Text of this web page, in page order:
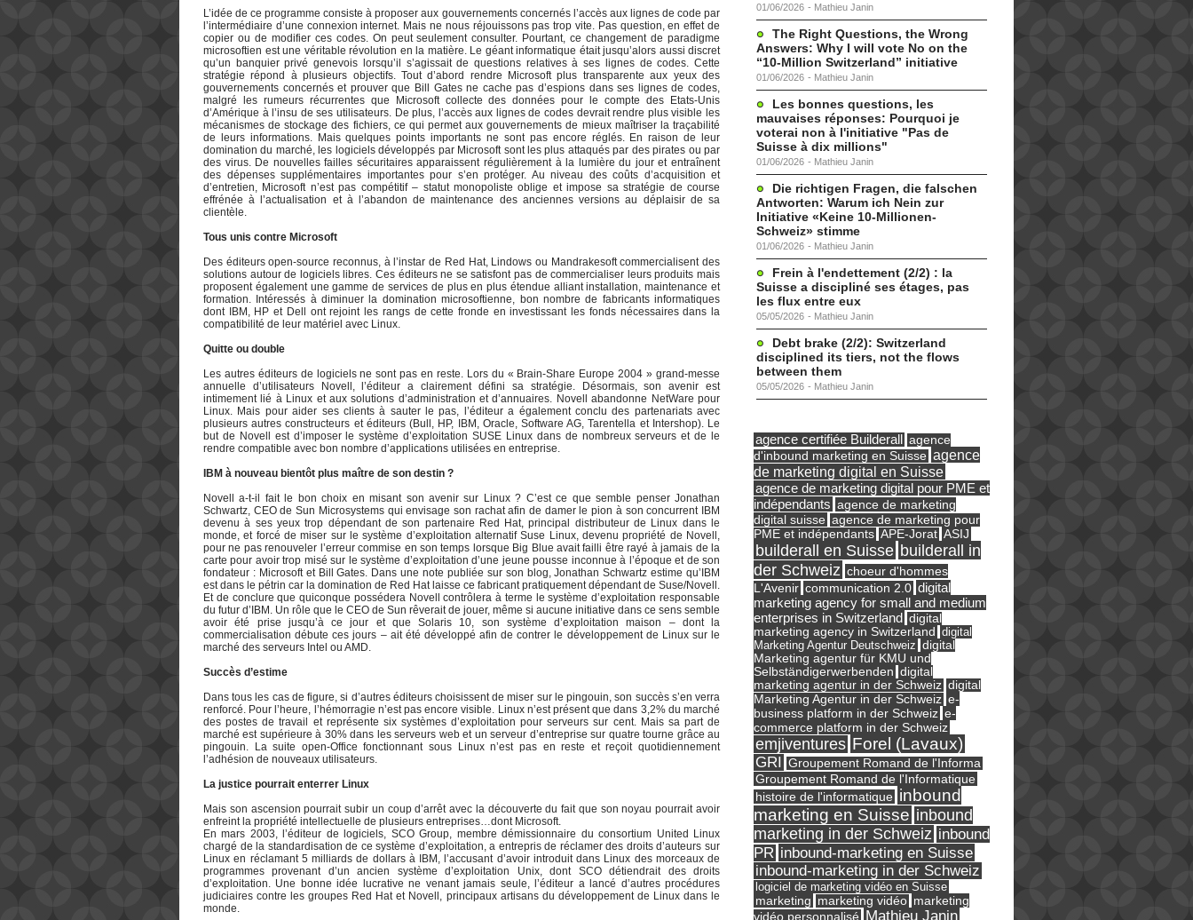
L’idée de ce programme consiste à proposer aux gouvernements concernés l’accès aux lignes de code par
l’intermédiaire d’une connexion internet. Mais ne nous réjouissons pas trop vite. Pas question, en effet de
copier ou de modifier ces codes. On peut seulement consulter. Pourtant, ce changement de paradigme
microsoftien est une véritable révolution en la matière. Le géant informatique était jusqu’alors aussi discret
qu’un banquier privé genevois lorsqu’il s’agissait de questions relatives à ses lignes de codes. Cette
stratégie répond à plusieurs objectifs. Tout d’abord rendre Microsoft plus transparente aux yeux des
gouvernements concernés et prouver que Bill Gates ne cache pas d’espions dans ses lignes de codes,
malgré les rumeurs récurrentes que Microsoft collecte des données pour le compte des Etats-Unis
d’Amérique à l’insu de ses utilisateurs. De plus, l’accès aux lignes de codes devrait rendre plus visible les
mécanismes de stockage des fichiers, ce qui permet aux gouvernements de mieux maîtriser la traçabilité
de leurs informations. Mais quelques points importants ne sont pas encore réglés. En raison de leur
domination du marché, les logiciels développés par Microsoft sont les plus attaqués par des pirates ou par
des virus. De nouvelles failles sécuritaires apparaissent régulièrement à la lumière du jour et entraînent
des dépenses supplémentaires importantes pour s’en protéger. Au niveau des coûts d’acquisition et
d’entretien, Microsoft n’est pas compétitif – statut monopoliste oblige et impose sa stratégie de course
effrénée à l’actualisation et à l’abandon de maintenance des anciennes versions au déplaisir de sa
clientèle.
Tous unis contre Microsoft
Des éditeurs open-source reconnus, à l’instar de Red Hat, Lindows ou Mandrakesoft commercialisent des
solutions autour de logiciels libres. Ces éditeurs ne se satisfont pas de commercialiser leurs produits mais
proposent également une gamme de services de plus en plus étendue alliant installation, maintenance et
formation. Intéressés à diminuer la domination microsoftienne, bon nombre de fabricants informatiques
dont IBM, HP et Dell ont rejoint les rangs de cette fronde en investissant les fonds nécessaires dans la
compatibilité de leur matériel avec Linux.
Quitte ou double
Les autres éditeurs de logiciels ne sont pas en reste. Lors du « Brain-Share Europe 2004 » grand-messe
annuelle d’utilisateurs Novell, l’éditeur a clairement défini sa stratégie. Désormais, son avenir est
intimement lié à Linux et aux solutions d’administration et d’annuaires. Novell abandonne NetWare pour
Linux. Mais pour aider ses clients à sauter le pas, l’éditeur a également conclu des partenariats avec
plusieurs autres constructeurs et éditeurs (Bull, HP, IBM, Oracle, Software AG, Tarentella et Intershop). Le
but de Novell est d’imposer le système d’exploitation SUSE Linux dans de nombreux serveurs et de le
rendre compatible avec bon nombre d’applications utilisées en entreprise.
IBM à nouveau bientôt plus maître de son destin ?
Novell a-t-il fait le bon choix en misant son avenir sur Linux ? C’est ce que semble penser Jonathan
Schwartz, CEO de Sun Microsystems qui envisage son rachat afin de damer le pion à son concurrent IBM
devenu à ses yeux trop dépendant de son partenaire Red Hat, principal distributeur de Linux dans le
monde, et forcé de miser sur le système d’exploitation alternatif Suse Linux, devenu propriété de Novell,
pour ne pas renouveler l’erreur commise en son temps lorsque Big Blue avait failli être rayé à jamais de la
carte pour avoir trop misé sur le système d’exploitation d’une jeune pousse inconnue à l’époque et de son
fondateur : Microsoft et Bill Gates. Dans une note publiée sur son blog, Jonathan Schwartz estime qu’IBM
est dans le pétrin car la domination de Red Hat laisse ce fabricant pratiquement dépendant de Suse/Novell.
Et de conclure que quiconque possédera Novell contrôlera à terme le système d’exploitation responsable
du futur d’IBM. Un rôle que le CEO de Sun rêverait de jouer, même si aucune initiative dans ce sens semble
avoir été prise jusqu’à ce jour et que Solaris 10, son système d’exploitation maison – dont la
commercialisation débute ces jours – ait été développé afin de contrer le développement de Linux sur le
marché des serveurs Intel ou AMD.
Succès d’estime
Dans tous les cas de figure, si d’autres éditeurs choisissent de miser sur le pingouin, son succès s’en verra
renforcé. Pour l’heure, l’hémorragie n’est pas encore visible. Linux n’est présent que dans 3,2% du marché
des postes de travail et représente six systèmes d’exploitation pour serveurs sur cent. Mais sa part de
marché est supérieure à 30% dans les serveurs web et un serveur d’entreprise sur quatre tourne grâce au
pingouin. La suite open-Office fonctionnant sous Linux n’est pas en reste et reçoit quotidiennement
l’adhésion de nouveaux utilisateurs.
La justice pourrait enterrer Linux
Mais son ascension pourrait subir un coup d’arrêt avec la découverte du fait que son noyau pourrait avoir
enfreint la propriété intellectuelle de plusieurs entreprises…dont Microsoft.
En mars 2003, l’éditeur de logiciels, SCO Group, membre démissionnaire du consortium United Linux
chargé de la standardisation de ce système d’exploitation, a entrepris de réclamer des droits d’auteurs sur
Linux en réclamant 5 milliards de dollars à IBM, l’accusant d’avoir introduit dans Linux des morceaux de
programmes provenant d’un ancien système d’exploitation Unix, dont SCO détiendrait des droits
d’exploitation. Une bonne idée lucrative ne venant jamais seule, l’éditeur a lancé d’autres procédures
judiciaires contre les groupes Red Hat et Novell, principaux artisans du développement de Linux dans le
monde.
01/06/2026 - Mathieu Janin
The Right Questions, the Wrong
Answers: Why I will vote No on the
“10-Million Switzerland” initiative
01/06/2026 - Mathieu Janin
Les bonnes questions, les
mauvaises réponses: Pourquoi je
voterai non à l'initiative "Pas de
Suisse à dix millions"
01/06/2026 - Mathieu Janin
Die richtigen Fragen, die falschen
Antworten: Warum ich Nein zur
Initiative «Keine 10-Millionen-
Schweiz» stimme
01/06/2026 - Mathieu Janin
Frein à l'endettement (2/2) : la
Suisse a discipliné ses étages, pas
les flux entre eux
05/05/2026 - Mathieu Janin
Debt brake (2/2): Switzerland
disciplined its tiers, not the flows
between them
05/05/2026 - Mathieu Janin
agence certifiée Builderall
agence
d'inbound marketing en Suisse agence
de marketing digital en Suisse
agence de marketing digital pour PME et
indépendants agence de marketing
digital suisse agence de marketing pour
PME et indépendants APE-Jorat ASIJ
builderall en Suisse builderall in
der Schweiz choeur d'hommes
L'Avenir communication 2.0 digital
marketing agency for small and medium
enterprises in Switzerland digital
marketing agency in Switzerland digital
Marketing Agentur Deutschweiz digital
Marketing agentur für KMU und
Selbständigerwerbenden digital
marketing agentur in der Schweiz digital
Marketing Agentur in der Schweiz e-
business platform in der Schweiz e-
commerce platform in der Schweiz
emjiventures Forel (Lavaux)
GRI Groupement Romand de l'Informa
Groupement Romand de l'Informatique
histoire de l'informatique inbound
marketing en Suisse inbound
marketing in der Schweiz inbound
PR inbound-marketing en Suisse
inbound-marketing in der Schweiz
logiciel de marketing vidéo en Suisse
marketing marketing vidéo marketing
vidéo personnalisé Mathieu Janin